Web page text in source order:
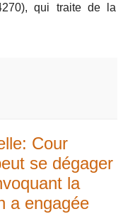
qui traite de la
Cour
se dégager
la
a engagée